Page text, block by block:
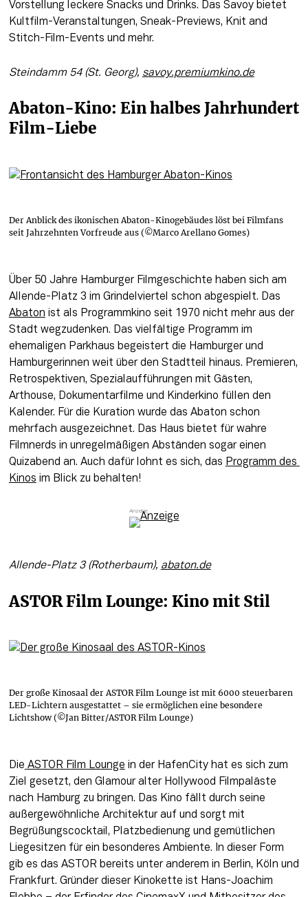
Vorstellung leckere Snacks und Drinks. Das Savoy bietet
Kultfilm-Veranstaltungen, Sneak-Previews, Knit and
Stitch-Film-Events und mehr.
Steindamm 54 (St. Georg), savoy.premiumkino.de
Abaton-Kino: Ein halbes Jahrhundert
Film-Liebe
Der Anblick des ikonischen Abaton-Kinogebäudes löst bei Filmfans
seit Jahrzehnten Vorfreude aus (©Marco Arellano Gomes)
Über 50 Jahre Hamburger Filmgeschichte haben sich am
Abaton ist als Programmkino seit 1970 nicht mehr aus der
Stadt wegzudenken. Das vielfältige Programm im
ehemaligen Parkhaus begeistert die Hamburger und
Hamburgerinnen weit über den Stadtteil hinaus. Premieren,
Retrospektiven, Spezialaufführungen mit Gästen,
Arthouse, Dokumentarfilme und Kinderkino füllen den
Kalender. Für die Kuration wurde das Abaton schon
mehrfach ausgezeichnet. Das Haus bietet für wahre
Filmnerds in unregelmäßigen Abständen sogar einen
Quizabend an. Auch dafür lohnt es sich, das Programm des
Kinos im Blick zu behalten!
Allende-Platz 3 (Rotherbaum), abaton.de
ASTOR Film Lounge: Kino mit Stil
Der große Kinosaal der ASTOR Film Lounge ist mit 6000 steuerbaren
LED-Lichtern ausgestattet – sie ermöglichen eine besondere
Lichtshow (©Jan Bitter/ASTOR Film Lounge)
Die ASTOR Film Lounge in der HafenCity hat es sich zum
Ziel gesetzt, den Glamour alter Hollywood Filmpaläste
nach Hamburg zu bringen. Das Kino fällt durch seine
außergewöhnliche Architektur auf und sorgt mit
Begrüßungscocktail, Platzbedienung und gemütlichen
Liegesitzen für ein besonderes Ambiente. In dieser Form
gib es das ASTOR bereits unter anderem in Berlin, Köln und
Frankfurt. Gründer dieser Kinokette ist Hans-Joachim